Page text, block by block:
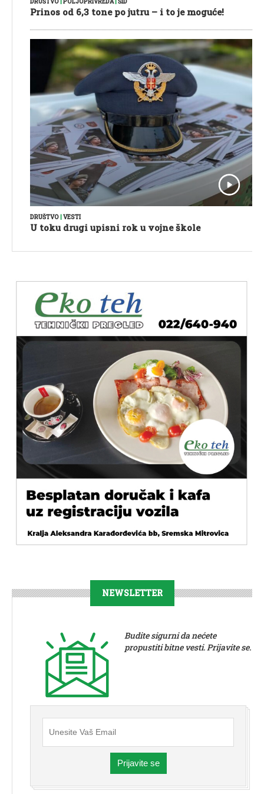
DRUŠTVO POLJOPRIVREDA| ŠID
Prinos od 6,3 tone po jutru – i to je moguće!
DRUŠTVO VESTI
U toku drugi upisni rok u vojne škole
NEWSLETTER
Budite sigurni da nećete
propustiti bitne vesti. Prijavite se.
Prijavite se